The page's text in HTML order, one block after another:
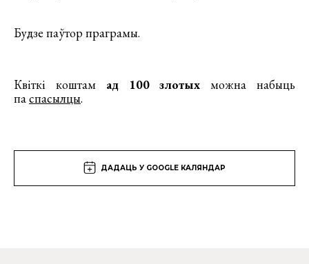
Будзе паўтор праграмы.
Квіткі коштам ад 100 злотых можна набыць
паспасылцы.
ДАДАЦЬ У GOOGLE КАЛЯНДАР